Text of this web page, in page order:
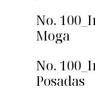
No.
Moga
No.
Posadas